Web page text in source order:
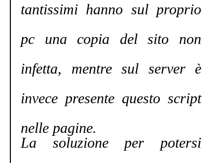
tantissimi hanno sul proprio
pc una copia del sito non
infetta, mentre sul server è
invece presente questo script
nelle pagine.
La soluzione per potersi